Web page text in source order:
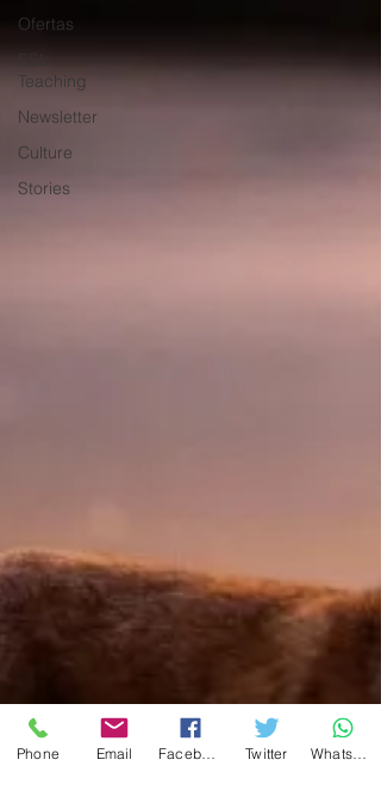
Ofertas
Teaching
Newsletter
Culture
Stories
Phone Email Twitter